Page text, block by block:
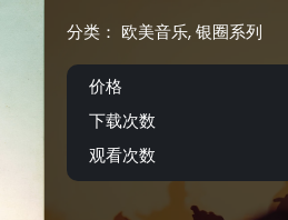
分类： 欧美音乐,银圈系列
价格
下载次数
观看次数